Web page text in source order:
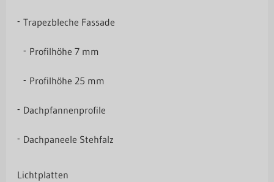
Trapezbleche Fassade
Profilhöhe 7 mm
Profilhöhe 25 mm
Dachpfannenprofile
Dachpaneele Stehfalz
Lichtplatten